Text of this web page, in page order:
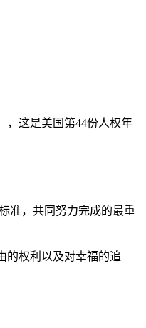
，这是美国第44份人权年
准，共同努力完成的最重
的权利以及对幸福的追